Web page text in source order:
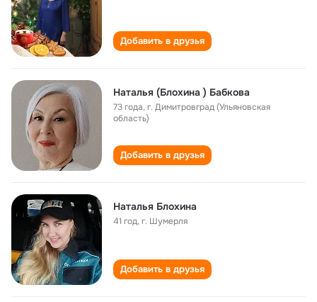
Добавить в друзья
Наталья (Блохина ) Бабкова
73 года,г. Димитровград (Ульяновская
область)
Добавить в друзья
Наталья Блохина
41 год,г. Шумерля
Добавить в друзья